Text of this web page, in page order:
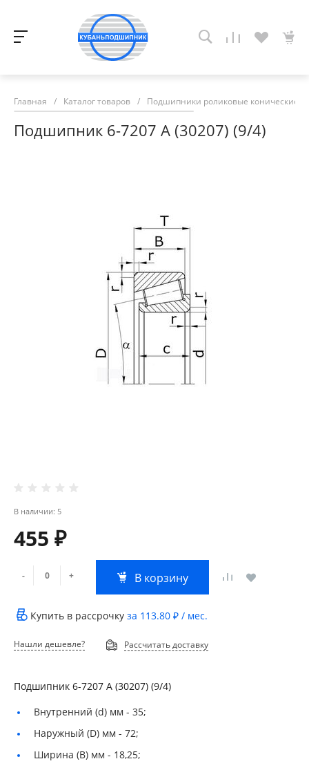
Главная / Каталог товаров / Подшипники роликовые конические
Подшипник 6-7207 А (30207) (9/4)
В наличии: 5
455 ₽
- + В корзину
Купить в рассрочку за 113.80 ₽ / мес.
Нашли дешевле? Рассчитать доставку
Подшипник 6-7207 А (30207) (9/4)
Внутренний (d) мм - 35;
Наружный (D) мм - 72;
Ширина (B) мм - 18,25;